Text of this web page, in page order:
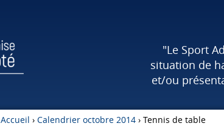
"Le Sport
situation de
et/ou
Accueil ›Calendrier octobre 2014 ›Tennis de table